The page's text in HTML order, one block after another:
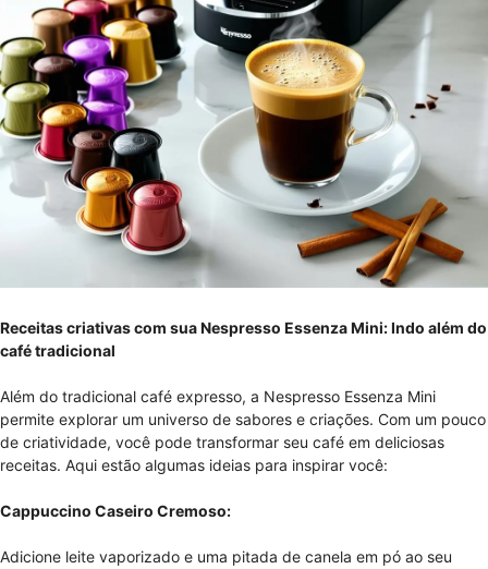
Receitas criativas com sua Nespresso Essenza Mini: Indo além do
café tradicional
Além do tradicional café expresso, a Nespresso Essenza Mini
permite explorar um universo de sabores e criações. Com um pouco
de criatividade, você pode transformar seu café em deliciosas
receitas. Aqui estão algumas ideias para inspirar você:
Cappuccino Caseiro Cremoso:
Adicione leite vaporizado e uma pitada de canela em pó ao seu